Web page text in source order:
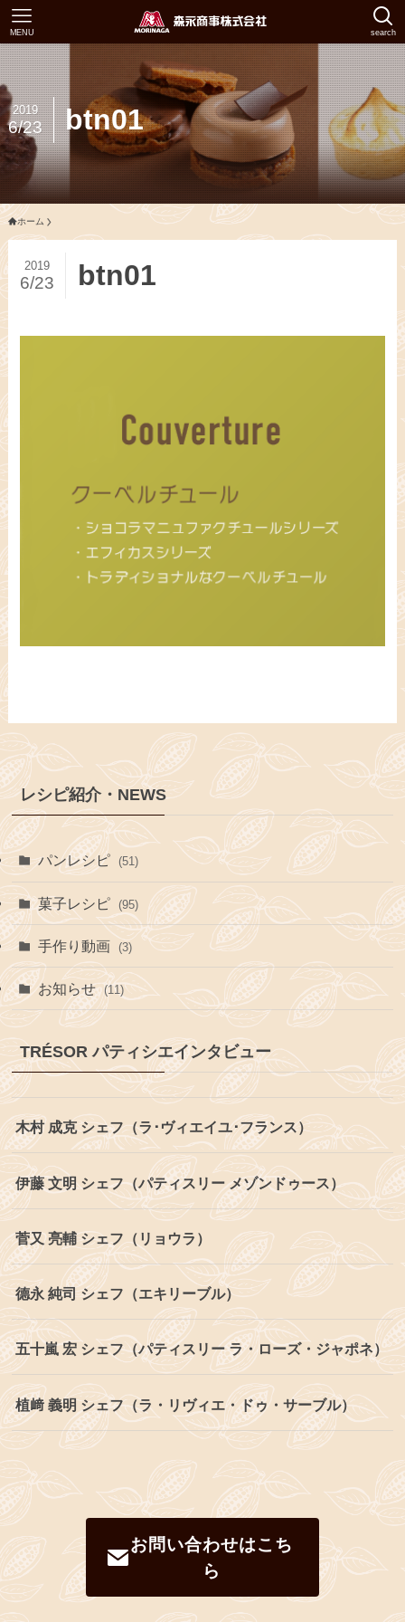
search
MENU
btn01
2019
6/23
ホーム
btn01
2019
6/23
レシピ紹介・NEWS
パンレシピ (51)
菓子レシピ (95)
手作り動画 (3)
お知らせ (11)
TRÉSOR パティシエインタビュー
木村 成克 シェフ（ラ･ヴィエイユ･フランス）
伊藤 文明 シェフ（パティスリー メゾンドゥース）
菅又 亮輔 シェフ（リョウラ）
德永 純司 シェフ（エキリーブル）
五十嵐 宏 シェフ（パティスリー ラ・ローズ・ジャポネ）
植﨑 義明 シェフ（ラ・リヴィエ・ドゥ・サーブル）
お問い合わせはこち
ら